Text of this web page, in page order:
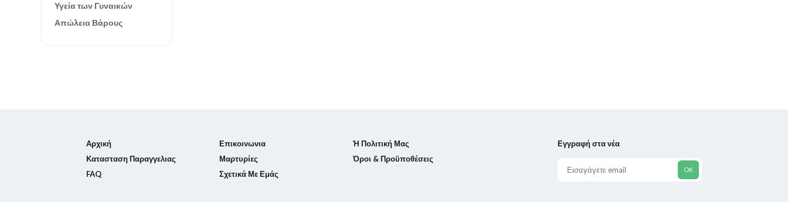
Υγεία των Γυναικών
Απώλεια Βάρους
Αρχική Επικοινωνια
Ἡ Πολιτική Μας
Κατασταση Παραγγελιας
Μαρτυρίες
Όροι & Προϋποθέσεις
FAQ
Σχετικά Με Εμάς
Εγγραφή στα νέα